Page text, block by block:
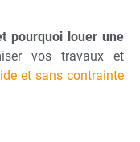
pourquoi louer une
vos travaux et
et sans contrainte